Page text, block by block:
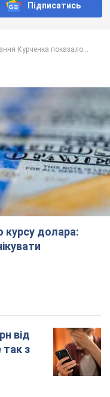
Підписатись
Курченка показало...
курсу долара:
від
так з